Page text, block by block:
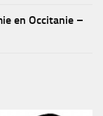
en Occitanie –